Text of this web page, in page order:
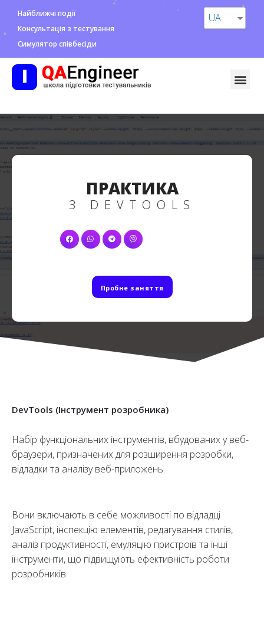
Найближчі події
Консультація з тестування
Симулятор співбесіди
UA
ПРАКТИКА
З DEVTOOLS
Пробне заняття
DevTools (Інструмент розробника)
Набір функціональних інструментів, вбудованих у веб-
браузери, призначених для розширення розробки,
відладки та аналізу веб-приложень.
Вони включають в себе можливості по відладці
JavaScript, інспекцію елементів, редагування стилів,
аналіз продуктивності, емуляцію пристроїв та інші
інструменти, що підвищують ефективність роботи
розробників.